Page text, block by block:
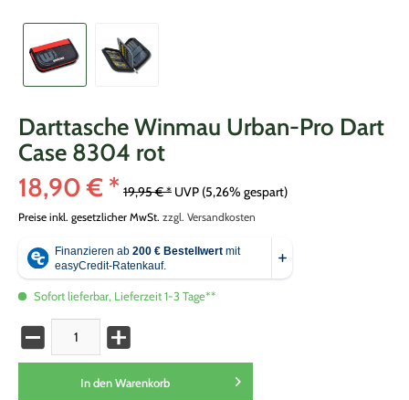
Darttasche Winmau Urban-Pro Dart
Case 8304 rot
18,90 € * 19,95 € * UVP (5,26% gespart)
Preise inkl. gesetzlicher MwSt. zzgl. Versandkosten
Sofort lieferbar, Lieferzeit 1-3 Tage**
In den Warenkorb